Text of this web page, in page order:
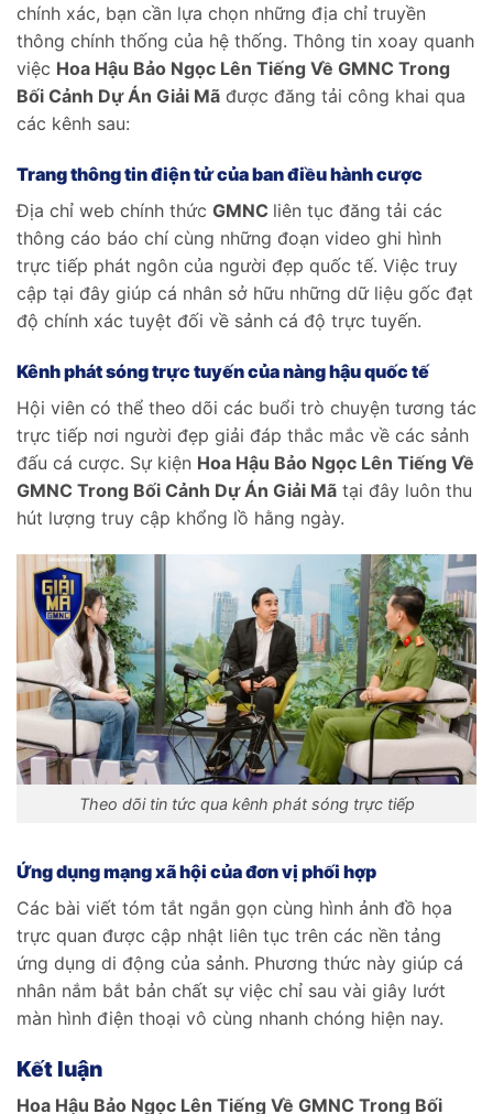
chính xác, bạn cần lựa chọn những địa chỉ truyền
thông chính thống của hệ thống. Thông tin xoay quanh
việc Hoa Hậu Bảo Ngọc Lên Tiếng Về GMNC Trong
Bối Cảnh Dự Án Giải Mã được đăng tải công khai qua
các kênh sau:
Trang thông tin điện tử của ban điều hành cược
Địa chỉ web chính thức GMNC liên tục đăng tải các
thông cáo báo chí cùng những đoạn video ghi hình
trực tiếp phát ngôn của người đẹp quốc tế. Việc truy
cập tại đây giúp cá nhân sở hữu những dữ liệu gốc đạt
độ chính xác tuyệt đối về sảnh cá độ trực tuyến.
Kênh phát sóng trực tuyến của nàng hậu quốc tế
Hội viên có thể theo dõi các buổi trò chuyện tương tác
trực tiếp nơi người đẹp giải đáp thắc mắc về các sảnh
đấu cá cược. Sự kiện Hoa Hậu Bảo Ngọc Lên Tiếng Về
GMNC Trong Bối Cảnh Dự Án Giải Mã tại đây luôn thu
hút lượng truy cập khổng lồ hằng ngày.
Theo dõi tin tức qua kênh phát sóng trực tiếp
Ứng dụng mạng xã hội của đơn vị phối hợp
Các bài viết tóm tắt ngắn gọn cùng hình ảnh đồ họa
trực quan được cập nhật liên tục trên các nền tảng
ứng dụng di động của sảnh. Phương thức này giúp cá
nhân nắm bắt bản chất sự việc chỉ sau vài giây lướt
màn hình điện thoại vô cùng nhanh chóng hiện nay.
Kết luận
Hoa Hậu Bảo Ngọc Lên Tiếng Về GMNC Trong Bối